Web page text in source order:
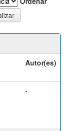
Autor(es)
-